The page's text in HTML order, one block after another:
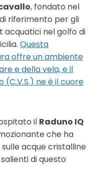
, fondato nel
riferimento per gli
acquatici nel golfo di
Questa
offre un ambiente
e della vela, e il
ne è il cuore
il Raduno IQ
che ha
acque cristalline
di questo